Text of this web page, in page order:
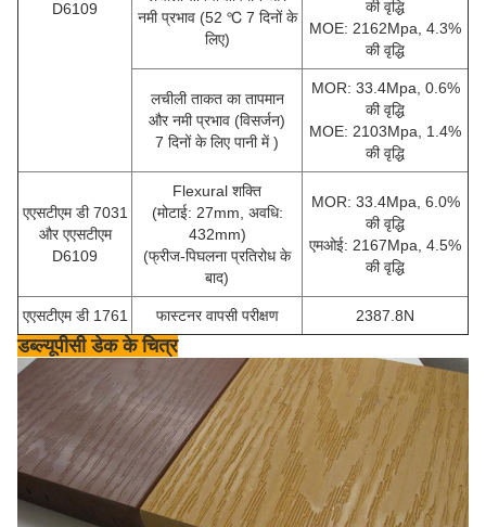
D6109
नमी प्रभाव (52 ℃ 7 दिनों के
लिए)
की वृद्धि
MOE: 2162Mpa, 4.3%
की वृद्धि
लचीली ताकत का तापमान
और नमी प्रभाव (विसर्जन)
7 दिनों के लिए पानी में )
MOR: 33.4Mpa, 0.6%
की वृद्धि
MOE: 2103Mpa, 1.4%
की वृद्धि
एएसटीएम डी 7031
और एएसटीएम
D6109
Flexural शक्ति
(मोटाई: 27mm, अवधि:
432mm)
(फ्रीज-पिघलना प्रतिरोध के
बाद)
MOR: 33.4Mpa, 6.0%
की वृद्धि
एमओई: 2167Mpa, 4.5%
की वृद्धि
एएसटीएम डी 1761 फास्टनर वापसी परीक्षण 2387.8N
डब्ल्यूपीसी डेक के चित्र